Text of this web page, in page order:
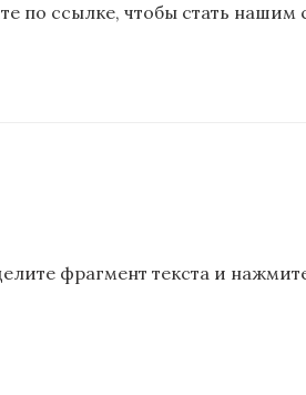
по ссылке, чтобы стать нашим
фрагмент текста и